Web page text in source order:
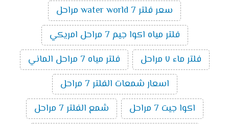
سعر فلتر water world 7 مراحل
فلتر مياه اكوا جيم 7 مراحل امريكي
فلتر ماء ٧ مراحل
فلتر مياه 7 مراحل الماني
اسعار شمعات الفلتر 7 مراحل
اكوا جيت 7 مراحل
شمع الفلتر 7 مراحل